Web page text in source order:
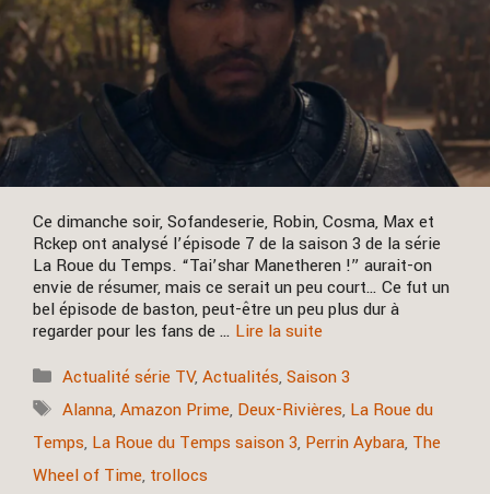
Ce dimanche soir, Sofandeserie, Robin, Cosma, Max et
Rckep ont analysé l’épisode 7 de la saison 3 de la série
La Roue du Temps. “Tai’shar Manetheren !” aurait-on
envie de résumer, mais ce serait un peu court… Ce fut un
bel épisode de baston, peut-être un peu plus dur à
regarder pour les fans de … Lire la suite
Catégories
Actualité série TV,Actualités,Saison 3
Étiquettes
Alanna,Amazon Prime, Deux-Rivières, La Roue du
Temps, La Roue du Temps saison 3, Perrin Aybara, The
Wheel of Time, trollocs